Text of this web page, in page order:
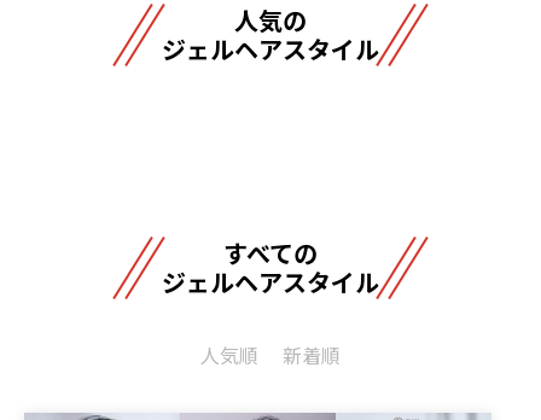
人気の
ジェルヘアスタイル
すべての
ジェルヘアスタイル
人気順 新着順